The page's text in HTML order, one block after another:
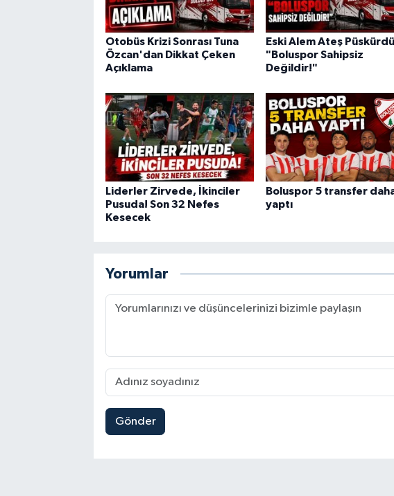
Otobüs Krizi Sonrası Tuna
Özcan'dan Dikkat Çeken
Açıklama
Eski Alem Ateş
"Boluspor Sahipsiz
Değildir!"
Liderler Zirvede, İkinciler
Pusuda! Son 32 Nefes
Kesecek
Boluspor 5 transfer
yaptı
Yorumlar
Gönder